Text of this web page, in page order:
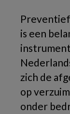
is een
zich de
op
onder